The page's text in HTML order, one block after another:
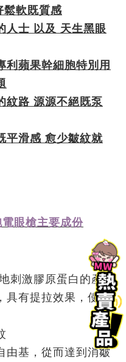
軟既質感
人士 以及 天生黑眼
利蘋果幹細胞特別用
紋路 源源不絕既泵
平滑感 愈少皺紋就
眼槍主要成份
刺激膠原蛋白的產
具有提拉效果，使皮
由基，從而達到消皺